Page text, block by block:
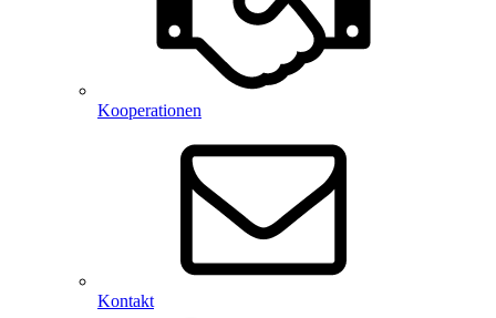
Kooperationen
Kontakt